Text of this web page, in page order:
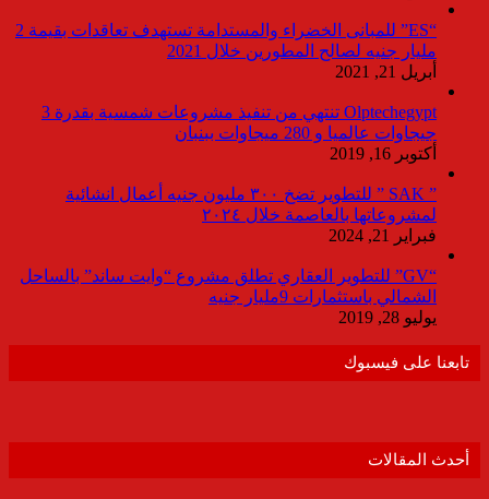
“ES” للمبانى الخضراء والمستدامة تستهدف تعاقدات بقيمة 2
مليار جنيه لصالح المطورين خلال 2021
أبريل 21, 2021
Olptechegypt تنتهي من تنفيذ مشروعات شمسية بقدرة 3
جيجاوات عالميا و 280 ميجاوات ببنبان
أكتوبر 16, 2019
” SAK ” للتطوير تضخ ٣٠٠ مليون جنيه أعمال انشائية
لمشروعاتها بالعاصمة خلال ٢٠٢٤
فبراير 21, 2024
“GV” للتطوير العقاري تطلق مشروع “وايت ساند” بالساحل
الشمالي باستثمارات 9مليار جنيه
يوليو 28, 2019
تابعنا على فيسبوك
أحدث المقالات